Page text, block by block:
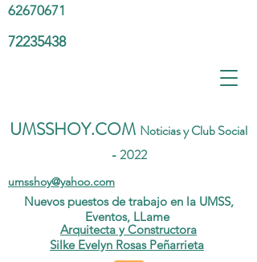
UMSSHOY.COM Noticias y Club Social
- 2022
Nuevos puestos de trabajo en la UMSS,
Eventos, LLame
umsshoy@yahoo.com
Arquitecta y Constructora
Silke Evelyn Rosas Peñarrieta
62670671
72235438